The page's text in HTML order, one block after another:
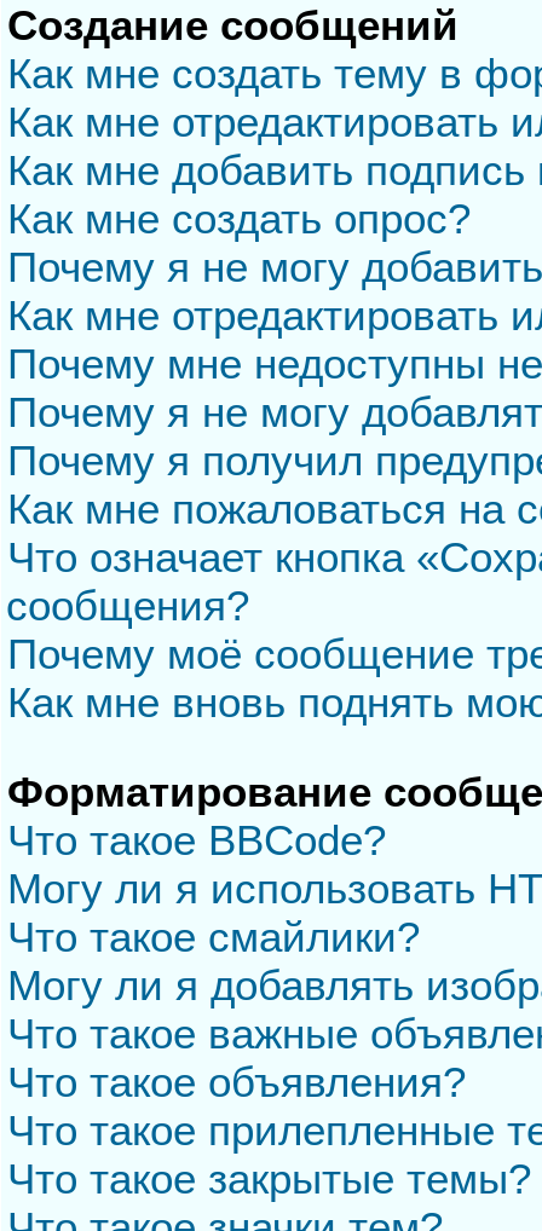
Создание сообщений
Как мне создать тему в
Как мне отредактировать
Как мне добавить
Как мне создать опрос?
Почему я не могу
Как мне отредактировать
Почему мне недоступны
Почему я не могу
Почему я получил
Как мне пожаловаться на
Что означает кнопка
сообщения?
Почему моё сообщение
Как мне вновь поднять
Форматирование
Что такое BBCode?
Могу ли я использовать
Что такое смайлики?
Могу ли я добавлять
Что такое важные
Что такое объявления?
Что такое прилепленные
Что такое закрытые темы?